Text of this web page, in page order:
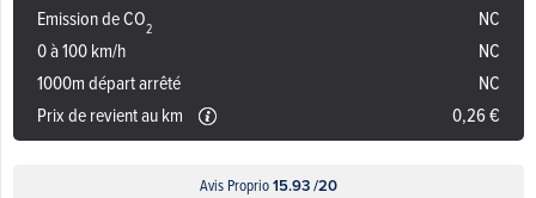
Emission de CO2
NC
0 à 100 km/h
NC
1000m départ arrêté
NC
Prix de revient au km
0,26 €
Avis Proprio15.93 /20